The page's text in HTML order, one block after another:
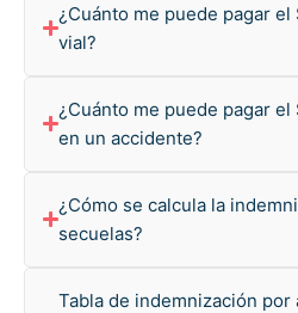
¿Cuánto me puede pagar el
vial?
¿Cuánto me puede pagar
en un accidente?
¿Cómo se calcula la
secuelas?
Tabla de indemnización